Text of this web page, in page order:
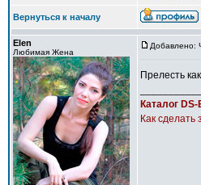
Вернуться к началу
Elen
Любимая Жена
Добавлено:
Прелесть
Каталог
Как сделать